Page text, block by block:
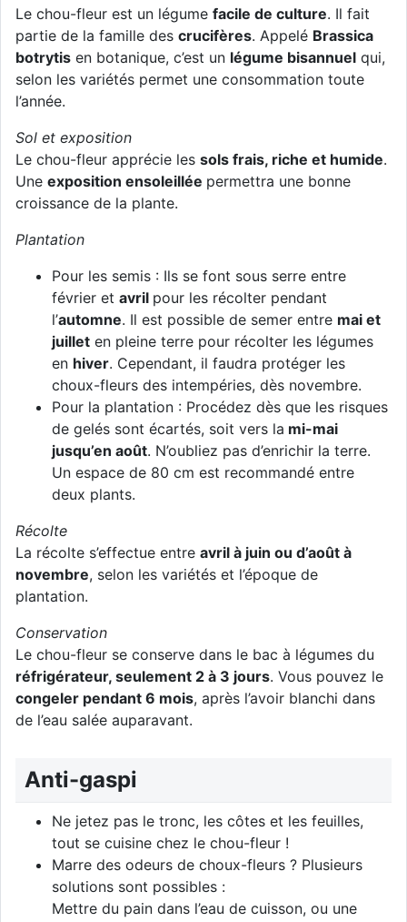
Le chou-fleur est un légume facile de culture. Il fait
partie de la famille des crucifères. Appelé Brassica
botrytis en botanique, c’est un légume bisannuel qui,
selon les variétés permet une consommation toute
l’année.
Sol et exposition
Le chou-fleur apprécie les sols frais, riche et humide.
Une exposition ensoleillée permettra une bonne
croissance de la plante.
Plantation
Pour les semis : Ils se font sous serre entre
février et avril pour les récolter pendant
l’automne. Il est possible de semer entre mai et
juillet en pleine terre pour récolter les légumes
en hiver. Cependant, il faudra protéger les
choux-fleurs des intempéries, dès novembre.
Pour la plantation : Procédez dès que les risques
de gelés sont écartés, soit vers la mi-mai
jusqu’en août. N’oubliez pas d’enrichir la terre.
Un espace de 80 cm est recommandé entre
deux plants.
Récolte
La récolte s’effectue entre avril à juin ou d’août à
novembre, selon les variétés et l’époque de
plantation.
Conservation
Le chou-fleur se conserve dans le bac à légumes du
réfrigérateur, seulement 2 à 3 jours. Vous pouvez le
congeler pendant 6 mois, après l’avoir blanchi dans
de l’eau salée auparavant.
Anti-gaspi
Ne jetez pas le tronc, les côtes et les feuilles,
tout se cuisine chez le chou-fleur !
Marre des odeurs de choux-fleurs ? Plusieurs
solutions sont possibles :
Mettre du pain dans l’eau de cuisson, ou une